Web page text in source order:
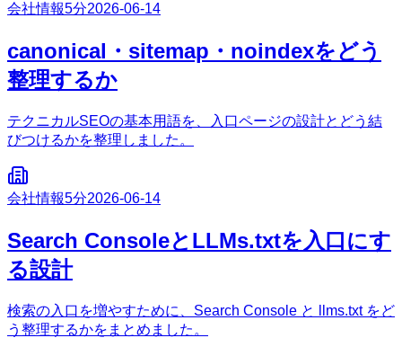
会社情報5分2026-06-14
canonical・sitemap・noindexをどう
整理するか
テクニカルSEOの基本用語を、入口ページの設計とどう結
びつけるかを整理しました。
会社情報5分2026-06-14
Search ConsoleとLLMs.txtを入口にす
る設計
検索の入口を増やすために、Search Console と llms.txt をど
う整理するかをまとめました。